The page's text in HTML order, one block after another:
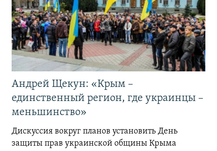
Андрей Щекун: «Крым –
единственный регион, где украинцы –
меньшинство»
Дискуссия вокруг планов установить День
защиты прав украинской общины Крыма